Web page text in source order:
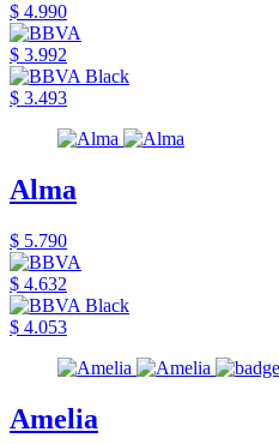
$ 4.990
$ 3.992
$ 3.493
Alma
$ 5.790
$ 4.632
$ 4.053
Amelia